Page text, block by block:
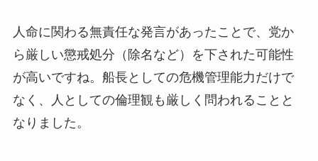
人命に関わる無責任な発言があったことで、党か
ら厳しい懲戒処分（除名など）を下された可能性
が高いですね。船長としての危機管理能力だけで
なく、人としての倫理観も厳しく問われることと
なりました。